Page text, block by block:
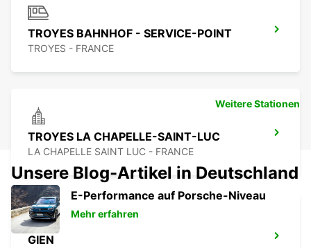
TROYES BAHNHOF - SERVICE-POINT
TROYES - FRANCE
TROYES LA CHAPELLE-SAINT-LUC
LA CHAPELLE SAINT LUC - FRANCE
GIEN
Weitere Stationen
Unsere Blog-Artikel in Deutschland
E-Performance auf Porsche-Niveau
Mehr erfahren